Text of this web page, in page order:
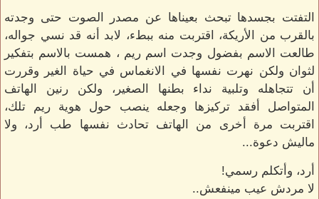
التفتت بجسدها تبحث بعيناها عن مصدر الصوت حتى وجدته
بالقرب من الأريكة، اقتربت منه ببطء، لابد أنه قد نسي جواله،
طالعت الاسم بفضول وجدت اسم ريم ، همست بالاسم بتفكير
لثوان ولكن نهرت نفسها في الانغماس في حياة الغير وقررت
أن تتجاهله وتلبية نداء بطنها الصغير، ولكن رنين الهاتف
المتواصل أفقد تركيزها وجعله ينصب حول هوية ريم تلك،
اقتربت مرة أخرى من الهاتف تحادث نفسها طب أرد، ولا
ماليش دعوة...
أرد، وأتكلم رسمي!
لا مردش عيب مينفعش..